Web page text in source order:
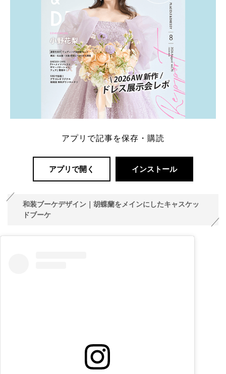
アプリで記事を保存・購読
アプリで開く インストール
和装ブーケデザイン｜胡蝶蘭をメインにしたキャスケッ
ドブーケ